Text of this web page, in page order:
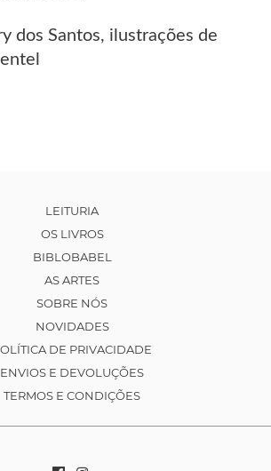
dos Santos, ilustrações de
LEITURIA
OS LIVROS
BIBLOBABEL
AS ARTES
SOBRE NÓS
NOVIDADES
DE PRIVACIDADE
ENVIOS E DEVOLUÇÕES
TERMOS E CONDIÇÕES